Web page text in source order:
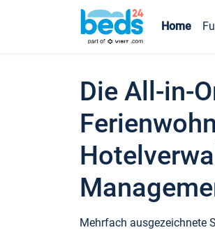
Home
Die All-in-
Mehrfach ausgezeichnete